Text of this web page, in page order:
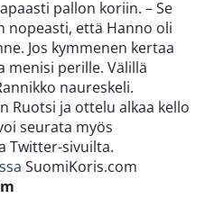
pallon koriin. – Se
nopeasti, että Hanno oli
Jos kymmenen kertaa
menisi perille. Välillä
naureskeli.
Ruotsi ja ottelu alkaa kello
seurata myös
Twitter-sivuilta.
SuomiKoris.com